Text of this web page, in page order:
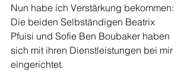
Nun habe ich Verstärkung bekommen:
Die beiden Selbständigen Beatrix
Pfuisi und Sofie Ben Boubaker haben
sich mit ihren Dienstleistungen bei mir
eingerichtet.